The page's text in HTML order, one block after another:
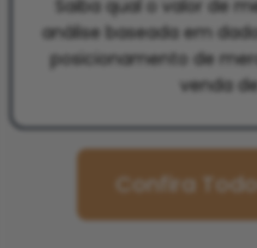
Saiba qual o valor de
análise baseada em
posicionamento de
venda
Confira